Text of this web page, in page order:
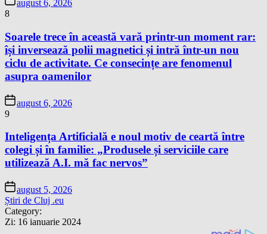
august 6, 2026
8
Soarele trece în această vară printr-un moment rar:
își inversează polii magnetici și intră într-un nou
ciclu de activitate. Ce consecințe are fenomenul
asupra oamenilor
august 6, 2026
9
Inteligența Artificială e noul motiv de ceartă între
colegi și în familie: „Produsele și serviciile care
utilizează A.I. mă fac nervos”
august 5, 2026
Știri de Cluj .eu
Category:
Zi: 16 ianuarie 2024